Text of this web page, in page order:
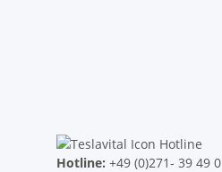
Hotline: +49 (0)271- 39 49